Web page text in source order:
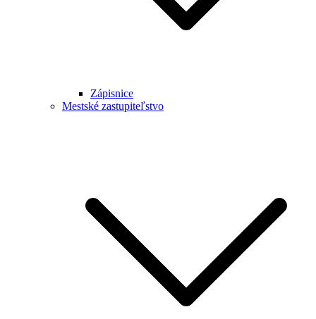
Zápisnice
Mestské zastupiteľstvo